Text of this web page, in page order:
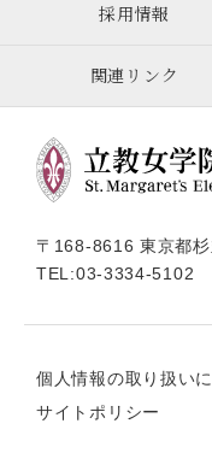
採用情報
関連リンク
〒168-8616 東京都
TEL:03-3334-5102
個人情報の取り扱い
サイトポリシー